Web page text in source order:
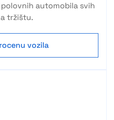
automobila svih
tržištu.
vozila